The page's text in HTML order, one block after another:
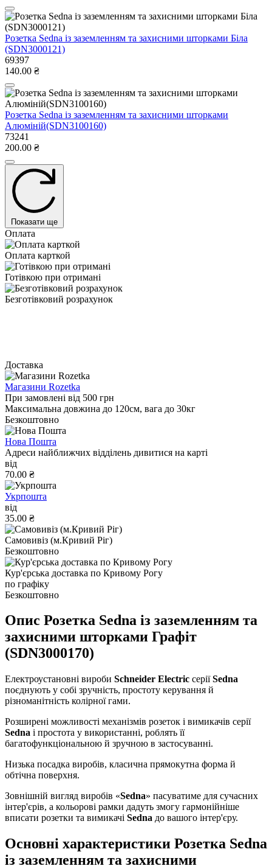
Розетка Sedna із заземленням та захисними шторками Біла
(SDN3000121)
69397
140.00 ₴
Розетка Sedna із заземленням та захисними шторками
Алюміній(SDN3100160)
73241
200.00 ₴
Показати ще
Оплата
Оплата карткой
Готівкою при отримані
Безготівковий розрахунок
Доставка
Магазини Rozetka
При замовлені від 500 грн
Максимальна довжина до 120см, вага до 30кг
Безкоштовно
Нова Пошта
Адреси найближчих відділень дивитися на карті
від
70.00 ₴
Укрпошта
від
35.00 ₴
Самовивіз (м.Кривий Ріг)
Безкоштовно
Кур'єрська доставка по Кривому Рогу
по графіку
Безкоштовно
Опис Розетка Sedna із заземленням та
захисними шторками Графіт
(SDN3000170)
Електроустановні вироби Schneider Electric серіїSedna
поєднують у собі зручність, простоту керування й
різноманітність колірної гами.
Розширені можливості механізмів розеток і вимикачів серії
Sedna і простота у використанні, роблять її
багатофункціональною й зручною в застосуванні.
Низька посадка виробів, класична прямокутна форма й
обтічна поверхня.
Зовнішній вигляд виробів «Sedna» пасуватиме для сучасних
інтер'єрів, а кольорові рамки дадуть змогу гармонійніше
вписати розетки та вимикачі Sedna до вашого інтер'єру.
Основні характеристики Розетка Sedna
із заземленням та захисними